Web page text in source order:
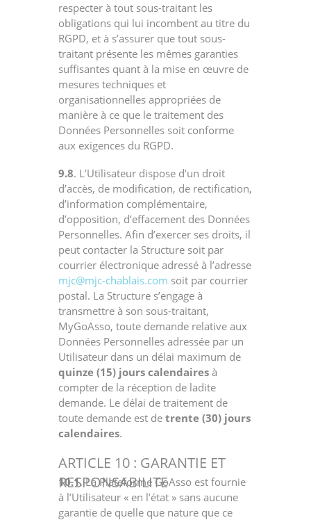
respecter à tout sous-traitant les
obligations qui lui incombent au titre du
RGPD, et à s’assurer que tout sous-
traitant présente les mêmes garanties
suffisantes quant à la mise en œuvre de
mesures techniques et
organisationnelles appropriées de
manière à ce que le traitement des
Données Personnelles soit conforme
aux exigences du RGPD.
9.8. L’Utilisateur dispose d’un droit
d’accès, de modification, de rectification,
d’information complémentaire,
d’opposition, d’effacement des Données
Personnelles. Afin d’exercer ses droits, il
peut contacter la Structure soit par
courrier électronique adressé à l’adresse
mjc@mjc-chablais.com soit par courrier
postal. La Structure s’engage à
transmettre à son sous-traitant,
MyGoAsso, toute demande relative aux
Données Personnelles adressée par un
Utilisateur dans un délai maximum de
quinze (15) jours calendaires à
compter de la réception de ladite
demande. Le délai de traitement de
toute demande est de trente (30) jours
calendaires.
ARTICLE 10 : GARANTIE ET
RESPONSABILITE
10.1. La Plateforme GoAsso est fournie
à l’Utilisateur « en l’état » sans aucune
garantie de quelle que nature que ce